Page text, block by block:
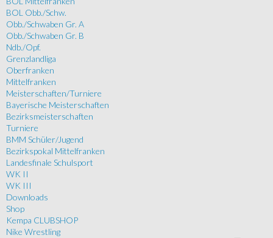
BOL Obb./Schw.
Obb./Schwaben Gr. A
Obb./Schwaben Gr. B
Ndb./Opf.
Grenzlandliga
Oberfranken
Mittelfranken
Meisterschaften/Turniere
Bayerische Meisterschaften
Bezirksmeisterschaften
Turniere
BMM Schüler/Jugend
Bezirkspokal Mittelfranken
Landesfinale Schulsport
WK II
WK III
Downloads
Shop
Kempa CLUBSHOP
Nike Wrestling